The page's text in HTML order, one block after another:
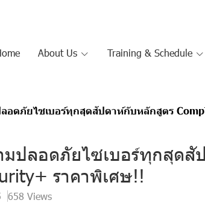
About Us Training & Schedule
อดภัยไซเบอร์ทุกสุดสัปดาห์กับหลักสูตร
มปลอดภัยไซเบอร์ทุกสุดสั
ราคาพิเศษ!!
658 Views